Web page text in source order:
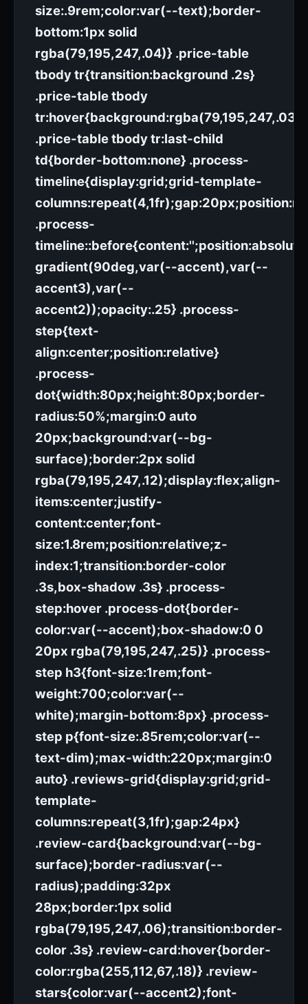
size:.9rem;color:var(--text);border-
bottom:1px solid
rgba(79,195,247,.04)} .price-table
tbody tr{transition:background .2s}
.price-table tbody
tr:hover{background:rgba(79,195,247,.03)}
.price-table tbody tr:last-child
td{border-bottom:none} .process-
timeline{display:grid;grid-template-
.process-
gradient(90deg,var(--accent),var(--
accent3),var(--
accent2));opacity:.25} .process-
step{text-
align:center;position:relative}
.process-
dot{width:80px;height:80px;border-
radius:50%;margin:0 auto
20px;background:var(--bg-
surface);border:2px solid
rgba(79,195,247,.12);display:flex;align-
items:center;justify-
content:center;font-
size:1.8rem;position:relative;z-
index:1;transition:border-color
.3s,box-shadow .3s} .process-
step:hover .process-dot{border-
color:var(--accent);box-shadow:0 0
20px rgba(79,195,247,.25)} .process-
step h3{font-size:1rem;font-
weight:700;color:var(--
white);margin-bottom:8px} .process-
step p{font-size:.85rem;color:var(--
text-dim);max-width:220px;margin:0
auto} .reviews-grid{display:grid;grid-
template-
columns:repeat(3,1fr);gap:24px}
.review-card{background:var(--bg-
surface);border-radius:var(--
radius);padding:32px
28px;border:1px solid
rgba(79,195,247,.06);transition:border-
color .3s} .review-card:hover{border-
color:rgba(255,112,67,.18)} .review-
stars{color:var(--accent2);font-